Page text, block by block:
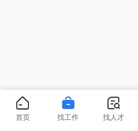
首页 找工作 找人才